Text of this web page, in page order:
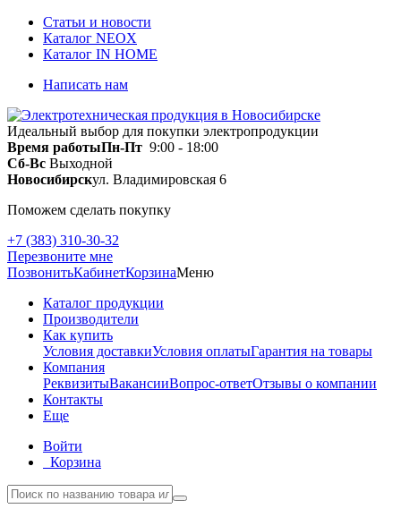
Статьи и новости
Каталог NEOX
Каталог IN HOME
Написать нам
Идеальный выбор для покупки электропродукции
Время работыПн-Пт 9:00 - 18:00
Сб-Вс Выходной
Новосибирскул. Владимировская 6
Поможем сделать покупку
+7 (383) 310-30-32
Перезвоните мне
ПозвонитьКабинетКорзинаМеню
Каталог продукции
Производители
Как купить
Условия доставкиУсловия оплатыГарантия на товары
Компания
РеквизитыВакансииВопрос-ответОтзывы о компании
Контакты
Еще
Войти
Корзина